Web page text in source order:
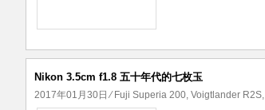
Nikon 3.5cm f1.8 五十年代的七枚玉
2017年01月30日 ⁄ Fuji Superia 200, Voigtlander R2S,